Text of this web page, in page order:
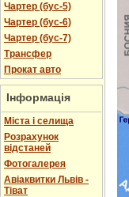
Чартер (бус-5)
Чартер (бус-6)
Чартер (бус-7)
Трансфер
Прокат авто
Інформація
Міста і селища
Розрахунок
відстаней
Фотогалерея
Авіаквитки Львів -
Тіват